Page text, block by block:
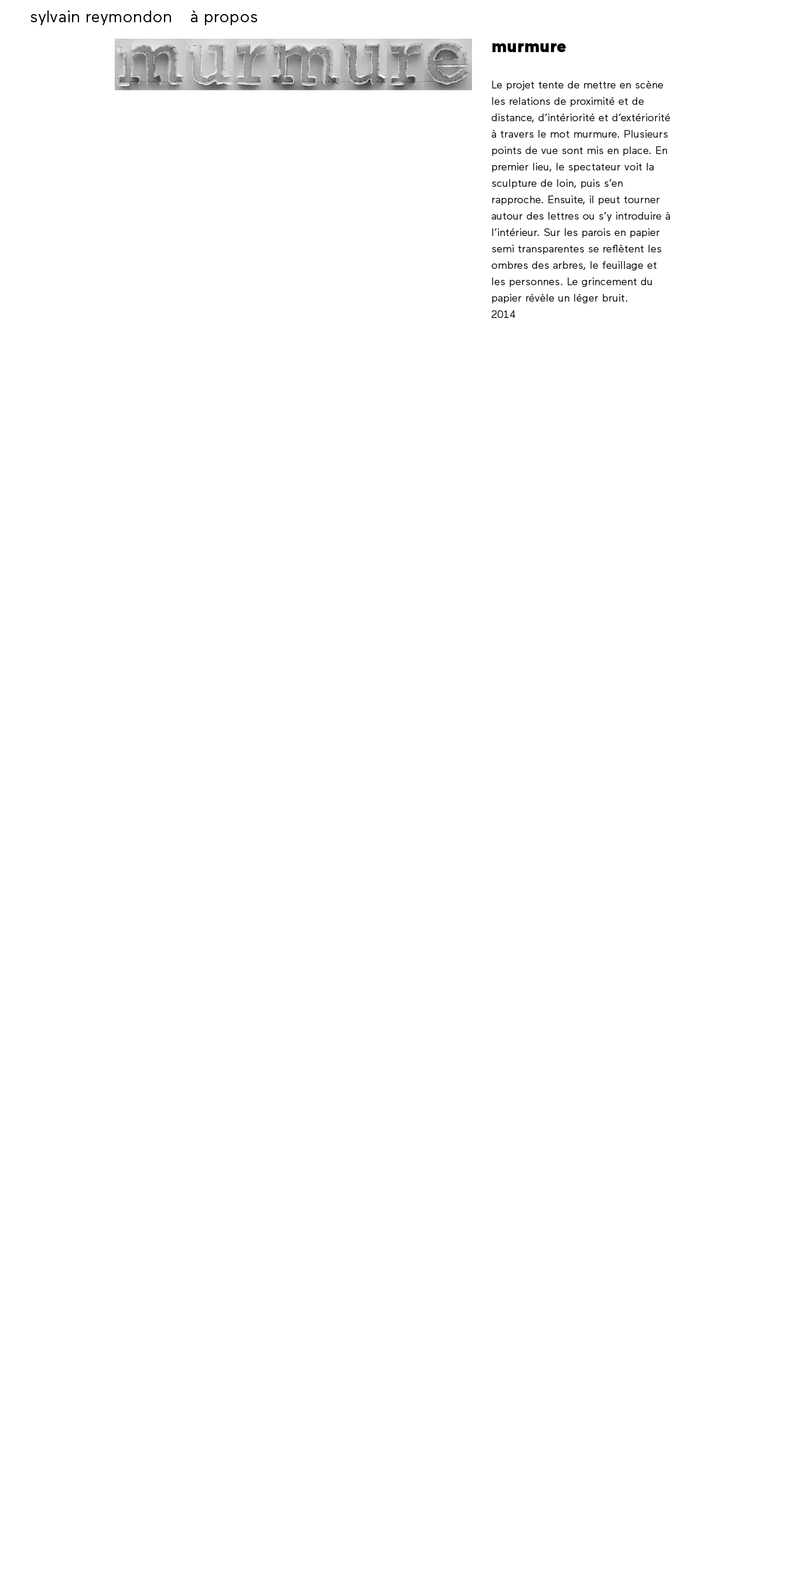
sylvain reymondon à propos
murmure
Le projet tente de mettre en scène
les relations de proximité et de
distance, d’intériorité et d’extériorité
à travers le mot murmure. Plusieurs
points de vue sont mis en place. En
premier lieu, le spectateur voit la
sculpture de loin, puis s’en
rapproche. Ensuite, il peut tourner
autour des lettres ou s’y introduire à
l’intérieur. Sur les parois en papier
semi transparentes se reflètent les
ombres des arbres, le feuillage et
les personnes. Le grincement du
papier révèle un léger bruit.
2014